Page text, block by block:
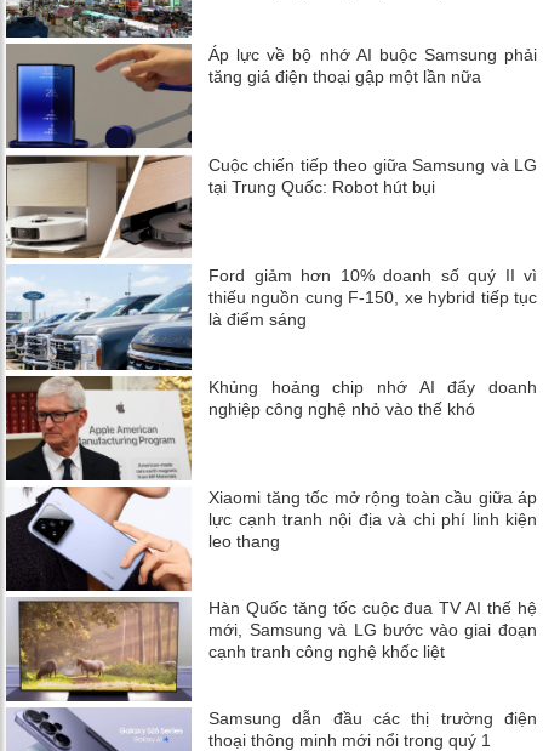
Áp lực về bộ nhớ AI buộc Samsung phải
tăng giá điện thoại gập một lần nữa
Cuộc chiến tiếp theo giữa Samsung và LG
tại Trung Quốc: Robot hút bụi
Ford giảm hơn 10% doanh số quý II vì
thiếu nguồn cung F-150, xe hybrid tiếp tục
là điểm sáng
Khủng hoảng chip nhớ AI đẩy doanh
nghiệp công nghệ nhỏ vào thế khó
Xiaomi tăng tốc mở rộng toàn cầu giữa áp
lực cạnh tranh nội địa và chi phí linh kiện
leo thang
Hàn Quốc tăng tốc cuộc đua TV AI thế hệ
mới, Samsung và LG bước vào giai đoạn
cạnh tranh công nghệ khốc liệt
Samsung dẫn đầu các thị trường điện
thoại thông minh mới nổi trong quý 1